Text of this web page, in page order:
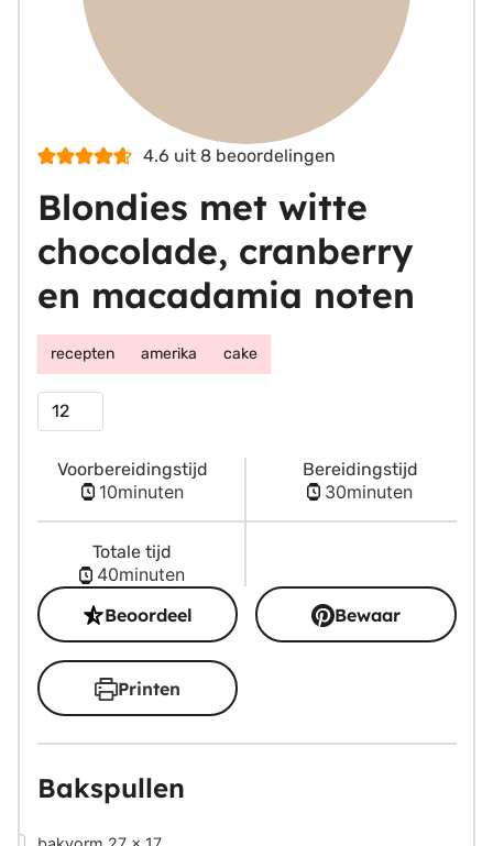
4.6 uit 8beoordelingen
Blondies met witte
chocolade, cranberry
en macadamia noten
recepten amerika cake
Porties
Voorbereidingstijd
10minuten
minuten
Bereidingstijd
30minuten
minuten
Totale tijd
40minuten
minuten
Beoordeel
Bewaar
Printen
Bakspullen
▢